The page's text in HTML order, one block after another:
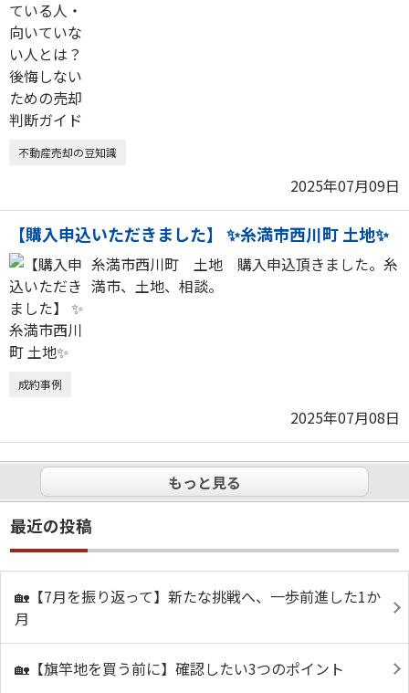
不動産売却の豆知識
2025年07月09日
【購入申込いただきました】 ✨糸満市西川町 土地✨
糸満市西川町 土地 購入申込頂きました。糸
満市、土地、相談。
成約事例
2025年07月08日
もっと見る
最近の投稿
🏡【7月を振り返って】新たな挑戦へ、一歩前進した1か
月
🏡【旗竿地を買う前に】確認したい3つのポイント